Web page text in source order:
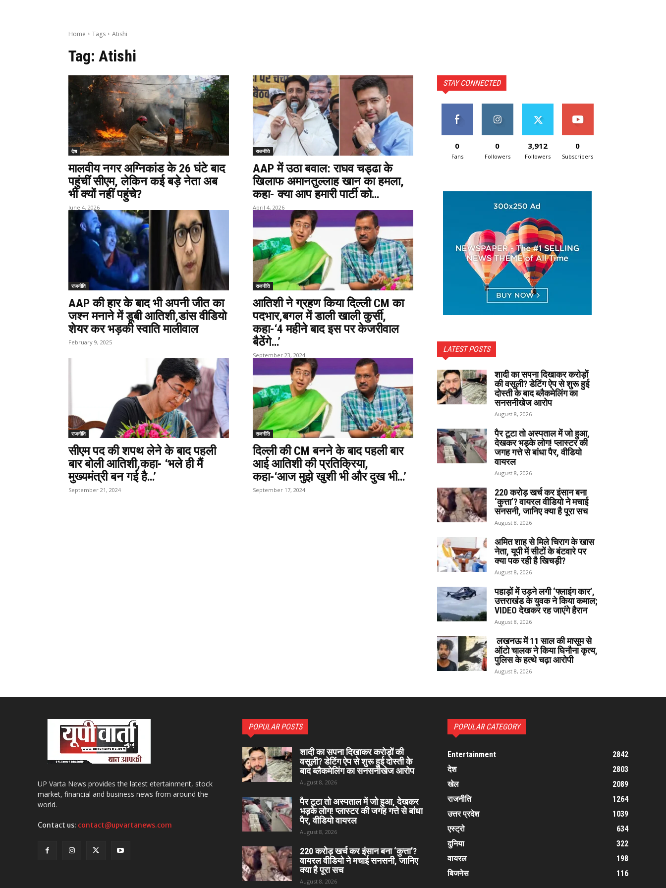
Home Tags Atishi
Tag: Atishi
देश
मालवीय नगर अग्निकांड के 26 घंटे बाद
पहुंचीं सीएम, लेकिन कई बड़े नेता अब
भी क्यों नहीं पहुंचे?
June 4, 2026
राजनीति
AAP में उठा बवाल: राघव चड्ढा के
खिलाफ अमानतुल्लाह खान का हमला,
कहा- क्या आप हमारी पार्टी को…
April 4, 2026
राजनीति
AAP की हार के बाद भी अपनी जीत का
जश्न मनाने में डूबी आतिशी,डांस वीडियो
शेयर कर भड़की स्वाति मालीवाल
February 9, 2025
राजनीति
आतिशी ने ग्रहण किया दिल्ली CM का
पदभार,बगल में डाली खाली कुर्सी,
कहा-‘4 महीने बाद इस पर केजरीवाल
बैठेंगे…’
September 23, 2024
राजनीति
सीएम पद की शपथ लेने के बाद पहली
बार बोली आतिशी,कहा- ‘भले ही मैं
मुख्यमंत्री बन गई है…’
September 21, 2024
राजनीति
दिल्ली की CM बनने के बाद पहली बार
आई आतिशी की प्रतिक्रिया,
कहा-‘आज मुझे खुशी भी और दुख भी…’
September 17, 2024
STAY CONNECTED
0
Fans
0
Followers
3,912
Followers
0
Subscribers
LATEST POSTS
शादी का सपना दिखाकर करोड़ों
की वसूली? डेटिंग ऐप से शुरू हुई
दोस्ती के बाद ब्लैकमेलिंग का
सनसनीखेज आरोप
August 8, 2026
पैर टूटा तो अस्पताल में जो हुआ,
देखकर भड़के लोग! प्लास्टर की
जगह गत्ते से बांधा पैर, वीडियो
वायरल
August 8, 2026
220 करोड़ खर्च कर इंसान बना
‘कुत्ता’? वायरल वीडियो ने मचाई
सनसनी, जानिए क्या है पूरा सच
August 8, 2026
अमित शाह से मिले चिराग के खास
नेता, यूपी में सीटों के बंटवारे पर
क्या पक रही है खिचड़ी?
August 8, 2026
पहाड़ों में उड़ने लगी ‘फ्लाइंग कार’,
उत्तराखंड के युवक ने किया कमाल;
VIDEO देखकर रह जाएंगे हैरान
August 8, 2026
लखनऊ में 11 साल की मासूम से
ऑटो चालक ने किया घिनौना कृत्य,
पुलिस के हत्थे चढ़ा आरोपी
August 8, 2026
UP Varta News provides the latest etertainment, stock
market, financial and business news from around the
world.
Contact us: contact@upvartanews.com
POPULAR POSTS
शादी का सपना दिखाकर करोड़ों की
वसूली? डेटिंग ऐप से शुरू हुई दोस्ती के
बाद ब्लैकमेलिंग का सनसनीखेज आरोप
August 8, 2026
पैर टूटा तो अस्पताल में जो हुआ, देखकर
भड़के लोग! प्लास्टर की जगह गत्ते से बांधा
पैर, वीडियो वायरल
August 8, 2026
220 करोड़ खर्च कर इंसान बना ‘कुत्ता’?
वायरल वीडियो ने मचाई सनसनी, जानिए
क्या है पूरा सच
August 8, 2026
POPULAR CATEGORY
Entertainment
2842
देश
2803
खेल
2089
राजनीति
1264
उत्तर प्रदेश
1039
एस्ट्रो
634
दुनिया
322
वायरल
198
बिजनेस
116